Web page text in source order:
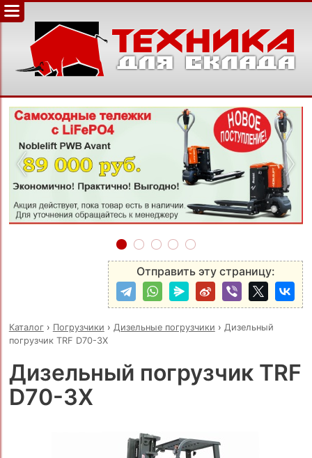
‹ ›
Отправить эту страницу:
Каталог› Погрузчики › Дизельные погрузчики › Дизельный
погрузчик TRF D70-3X
Дизельный погрузчик TRF
D70-3X